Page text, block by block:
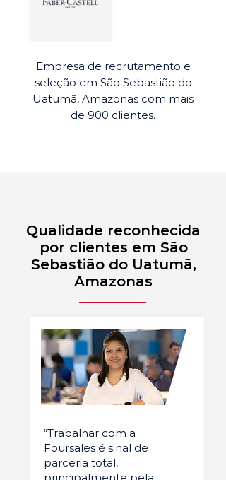
Empresa de recrutamento e
seleção em São Sebastião do
Uatumã, Amazonas com mais
de 900 clientes.
Qualidade reconhecida
por clientes em São
Sebastião do Uatumã,
Amazonas
“Trabalhar com a
Foursales é sinal de
parceria total,